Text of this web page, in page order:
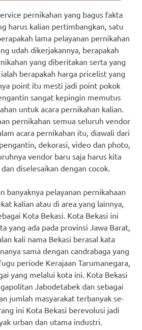
pernikahan yang bagus fakta
harus kalian pertimbangkan, satu
lama pelayanan pernikahan
udah dikerjakannya, berapakah
yang diberitakan serta yang
berapakah harga pricelist yang
point itu mesti jadi point pokok
sangat kepingin memutus
untuk acara pernikahan kalian.
pernikahan semua seluruh vendor
acara pernikahan itu, diawali dari
dekorasi, video dan photo,
vendor baru saja harus kita
diselesaikan dengan cocok.
banyaknya pelayanan pernikahaan
kalian atau di area yang lainnya,
Kota Bekasi. Kota Bekasi ini
yang ada pada provinsi Jawa Barat,
kali nama Bekasi berasal kata
sama dengan candrabaga yang
periode Kerajaan Tarumanegara,
yang melalui kota ini. Kota Bekasi
Jabodetabek dan sebagai
jumlah masyarakat terbanyak se-
ini Kota Bekasi berevolusi jadi
urban dan utama industri.